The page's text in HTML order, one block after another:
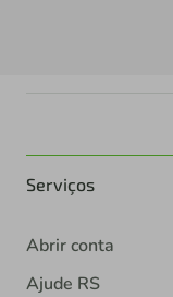
Serviços
Abrir conta
Ajude RS